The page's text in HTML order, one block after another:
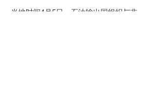
当地时间4月5日，石油输出国组织与非